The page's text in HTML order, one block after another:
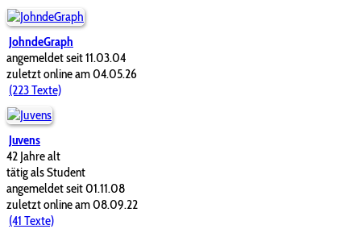
JohndeGraph
angemeldet seit 11.03.04
zuletzt online am 04.05.26
(223 Texte)
Juvens
42 Jahre alt
tätig als Student
angemeldet seit 01.11.08
zuletzt online am 08.09.22
(41 Texte)